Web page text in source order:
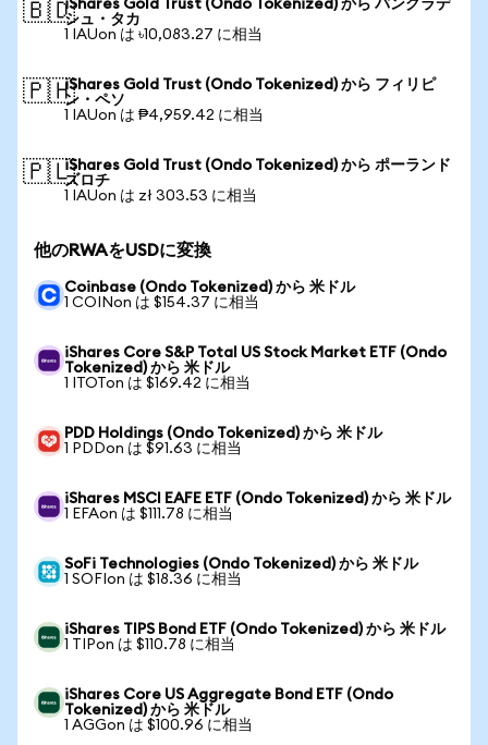
🇧🇩iShares Gold Trust (Ondo Tokenized) から バングラデ
シュ・タカ
1 IAUon は ৳10,083.27 に相当
🇵🇭iShares Gold Trust (Ondo Tokenized) から フィリピ
ン・ペソ
1 IAUon は ₱4,959.42 に相当
🇵🇱iShares Gold Trust (Ondo Tokenized) から ポーランド
ズロチ
1 IAUon は zł 303.53 に相当
他のRWAをUSDに変換
Coinbase (Ondo Tokenized) から 米ドル
1 COINon は $154.37 に相当
iShares Core S&P Total US Stock Market ETF (Ondo
Tokenized) から 米ドル
1 ITOTon は $169.42 に相当
PDD Holdings (Ondo Tokenized) から 米ドル
1 PDDon は $91.63 に相当
iShares MSCI EAFE ETF (Ondo Tokenized) から 米ドル
1 EFAon は $111.78 に相当
SoFi Technologies (Ondo Tokenized) から 米ドル
1 SOFIon は $18.36 に相当
iShares TIPS Bond ETF (Ondo Tokenized) から 米ドル
1 TIPon は $110.78 に相当
iShares Core US Aggregate Bond ETF (Ondo
Tokenized) から 米ドル
1 AGGon は $100.96 に相当